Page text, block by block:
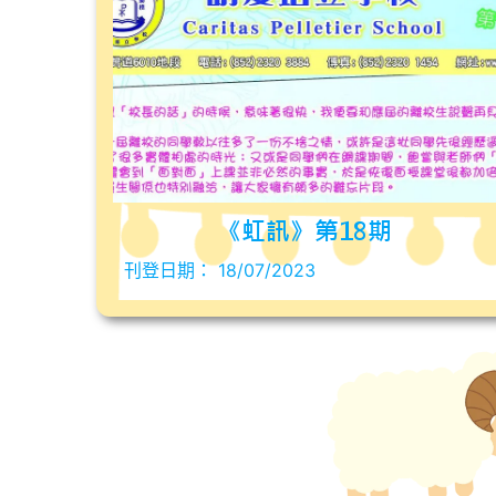
《虹訊》第18期
刊登日期： 18/07/2023